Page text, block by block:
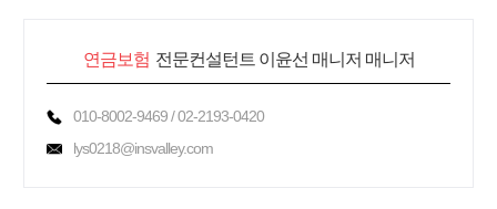
연금보험 전문컨설턴트 이윤선 매니저 매니저
010-8002-9469 / 02-2193-0420
lys0218@insvalley.com